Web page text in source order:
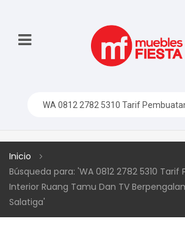
Inicio
Búsqueda para: 'WA 0812 2782 5310
Interior Ruang Tamu Dan TV
Salatiga'